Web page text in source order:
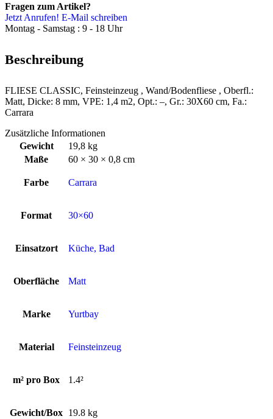
Fragen zum Artikel?
Jetzt Anrufen! E-Mail schreiben
Montag - Samstag : 9 - 18 Uhr
Beschreibung
FLIESE CLASSIC, Feinsteinzeug , Wand/Bodenfliese , Oberfl.:
Matt, Dicke: 8 mm, VPE: 1,4 m2, Opt.: –, Gr.: 30X60 cm, Fa.:
Carrara
Zusätzliche Informationen
Gewicht
19,8 kg
Maße
60 × 30 × 0,8 cm
Farbe Carrara
Format 30×60
Einsatzort Küche, Bad
Oberfläche Matt
Marke Yurtbay
Material Feinsteinzeug
m² pro Box 1.4²
Gewicht/Box 19.8 kg